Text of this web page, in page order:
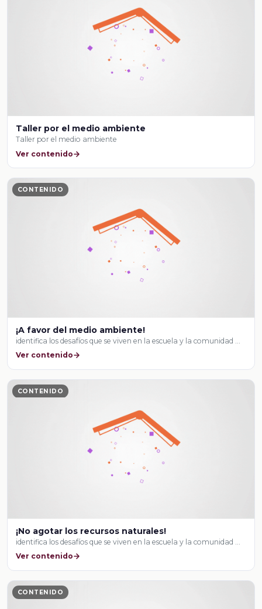
Taller por el medio ambiente
Taller por el medio ambiente
Ver contenido
CONTENIDO
¡A favor del medio ambiente!
identifica los desafíos que se viven en la escuela y la comunidad …
Ver contenido
CONTENIDO
¡No agotar los recursos naturales!
identifica los desafíos que se viven en la escuela y la comunidad …
Ver contenido
CONTENIDO